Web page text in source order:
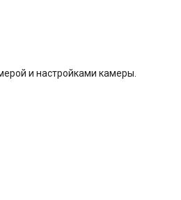
и настройками камеры.